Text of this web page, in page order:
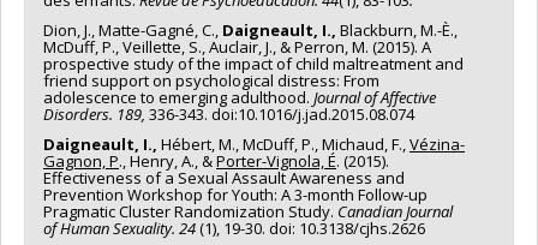
Dion, J., Matte-Gagné, C., Daigneault, I., Blackburn, M.-È.,
McDuff, P., Veillette, S., Auclair, J., & Perron, M. (2015). A
prospective study of the impact of child maltreatment and
friend support on psychological distress: From
adolescence to emerging adulthood. Journal of Affective
Disorders. 189, 336-343. doi:10.1016/j.jad.2015.08.074
Daigneault, I., Hébert, M., McDuff, P., Michaud, F., Vézina-
Gagnon, P., Henry, A., &Porter-Vignola, É. (2015).
Effectiveness of a Sexual Assault Awareness and
Prevention Workshop for Youth: A 3-month Follow-up
Pragmatic Cluster Randomization Study. Canadian Journal
of Human Sexuality. 24(1), 19-30. doi: 10.3138/cjhs.2626